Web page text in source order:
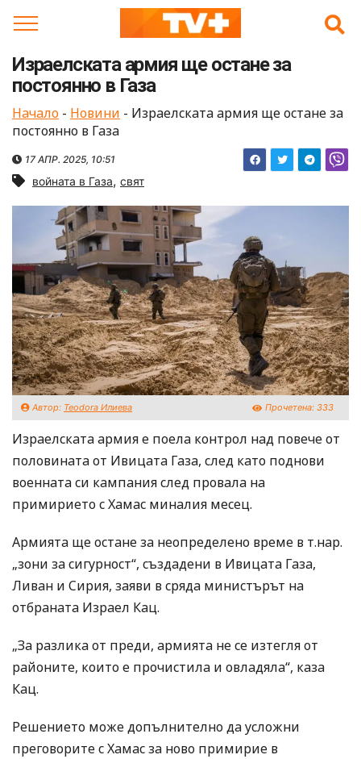
Израелската армия ще остане за
постоянно в Газа
Начало - Новини - Израелската армия ще остане за
постоянно в Газа
17 АПР. 2025, 10:51
войната в Газа, свят
Автор: Teodora Илиева Прочетена: 333
Израелската армия е поела контрол над повече от
половината от Ивицата Газа, след като поднови
военната си кампания след провала на
примирието с Хамас миналия месец.
Армията ще остане за неопределено време в т.нар.
„зони за сигурност“, създадени в Ивицата Газа,
Ливан и Сирия, заяви в сряда министърът на
отбраната Израел Кац.
„За разлика от преди, армията не се изтегля от
районите, които е прочистила и овладяла“, каза
Кац.
Решението може допълнително да усложни
преговорите с Хамас за ново примирие в